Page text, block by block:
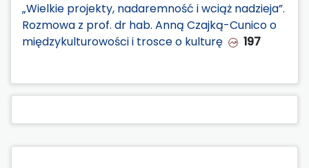
„Wielkie projekty, nadaremność i wciąż nadzieja”.
Rozmowa z prof. dr hab. Anną Czajką-Cunico o
międzykulturowości i trosce o kulturę
197